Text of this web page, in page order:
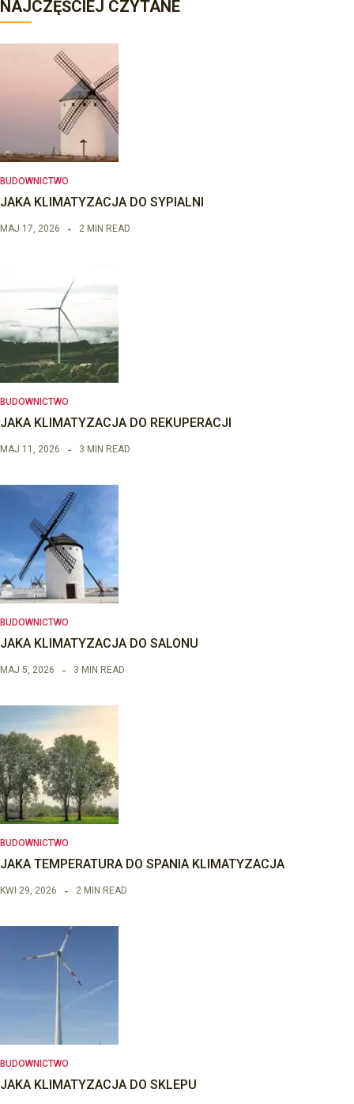
NAJCZĘŚCIEJ CZYTANE
BUDOWNICTWO
JAKA KLIMATYZACJA DO SYPIALNI
MAJ 17, 2026 2 MIN READ
BUDOWNICTWO
JAKA KLIMATYZACJA DO REKUPERACJI
MAJ 11, 2026 3 MIN READ
BUDOWNICTWO
JAKA KLIMATYZACJA DO SALONU
MAJ 5, 2026 3 MIN READ
BUDOWNICTWO
JAKA TEMPERATURA DO SPANIA KLIMATYZACJA
KWI 29, 2026 2 MIN READ
BUDOWNICTWO
JAKA KLIMATYZACJA DO SKLEPU